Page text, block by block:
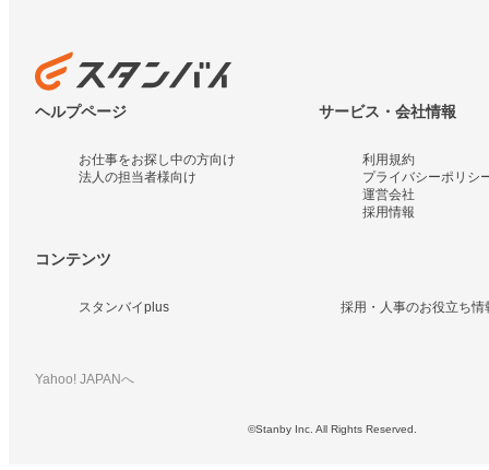
ヘルプページ
お仕事をお探し中の方向け
法人の担当者様向け
サービス・会社情報
利用規約
プライバシーポリシ
運営会社
採用情報
コンテンツ
スタンバイplus 採用・人事のお役立ち情
Yahoo! JAPANへ
©Stanby Inc. All Rights Reserved.